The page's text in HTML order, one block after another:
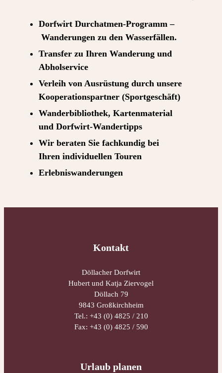
Dorfwirt Durchatmen-Programm –
Wanderungen zu den Wasserfällen.
Transfer zu Ihren Wanderung und
Abholservice
Verleih von Ausrüstung durch unsere
Kooperationspartner (Sportgeschäft)
Wanderbibliothek, Kartenmaterial
und Dorfwirt-Wandertipps
Wir beraten Sie fachkundig bei
Ihren individuellen Touren
Erlebniswanderungen
Kontakt
Döllacher Dorfwirt
Hubert und Katja Ziervogel
Döllach 79
9843 Großkirchheim
Tel.: +43 (0) 4825 / 210
Fax: +43 (0) 4825 / 590
Urlaub planen